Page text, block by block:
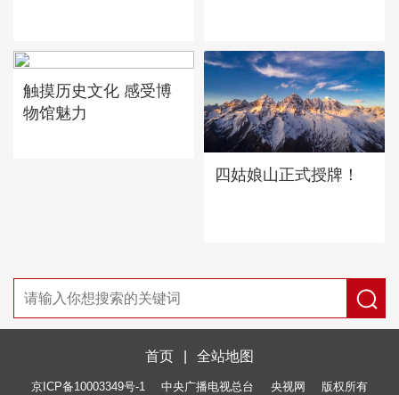
触摸历史文化 感受博
物馆魅力
四姑娘山正式授牌！
首页 全站地图
京ICP备10003349号-1 中央广播电视总台 央视网 版权所有